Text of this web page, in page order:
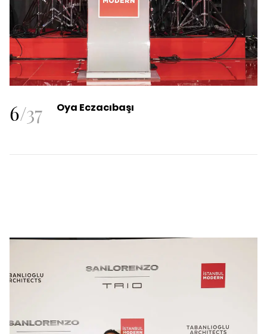
6/37 Oya Eczacıbaşı